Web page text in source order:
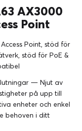
AX3000
Point
Point, stöd för
stöd för PoE &
— Njut av
på upp till
enheter och enkel
behoven i ditt